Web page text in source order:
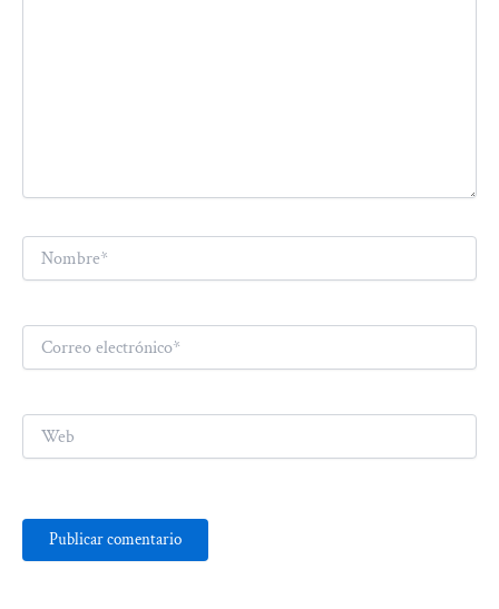
Correo
electrónico*
Web